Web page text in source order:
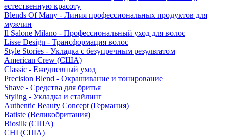
естественную красоту
Blends Of Many - Линия профессиональных продуктов для
мужчин
Il Salone Milano - Профессиональный уход для волос
Lisse Design - Трансформация волос
Style Stories - Укладка с безупречным результатом
American Crew (США)
Classic - Ежедневный уход
Precision Blend - Окрашивание и тонирование
Shave - Средства для бритья
Styling - Укладка и стайлинг
Authentic Beauty Concept (Германия)
Batiste (Великобритания)
Biosilk (США)
CHI (США)